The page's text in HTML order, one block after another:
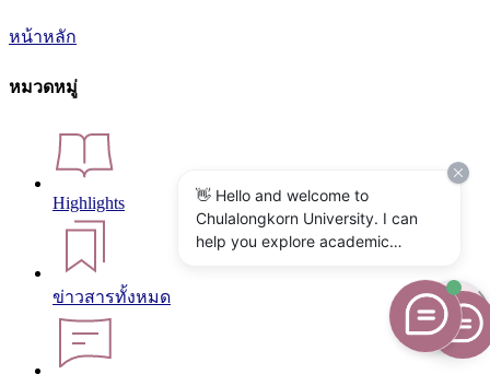
หน้าหลัก
หมวดหมู่
Highlights
ข่าวสารทั้งหมด
👋 Hello and welcome to
Chulalongkorn University. I can
help you explore academic